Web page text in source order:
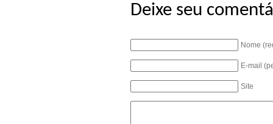
Deixe seu
Nome
E-mail
Site